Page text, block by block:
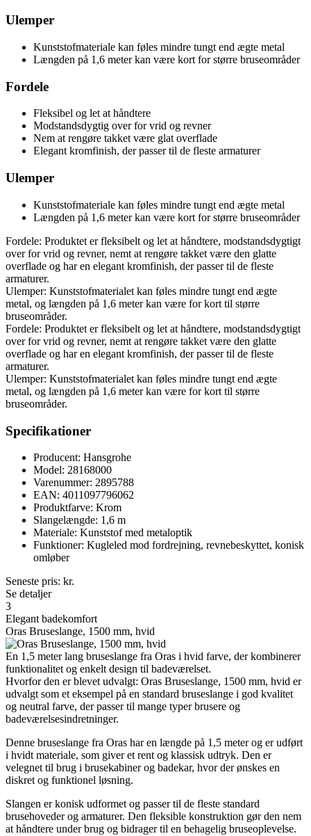
Ulemper
Kunststofmateriale kan føles mindre tungt end ægte metal
Længden på 1,6 meter kan være kort for større bruseområder
Fordele
Fleksibel og let at håndtere
Modstandsdygtig over for vrid og revner
Nem at rengøre takket være glat overflade
Elegant kromfinish, der passer til de fleste armaturer
Ulemper
Kunststofmateriale kan føles mindre tungt end ægte metal
Længden på 1,6 meter kan være kort for større bruseområder
Fordele: Produktet er fleksibelt og let at håndtere, modstandsdygtigt
over for vrid og revner, nemt at rengøre takket være den glatte
overflade og har en elegant kromfinish, der passer til de fleste
armaturer.
Ulemper: Kunststofmaterialet kan føles mindre tungt end ægte
metal, og længden på 1,6 meter kan være for kort til større
bruseområder.
Fordele: Produktet er fleksibelt og let at håndtere, modstandsdygtigt
over for vrid og revner, nemt at rengøre takket være den glatte
overflade og har en elegant kromfinish, der passer til de fleste
armaturer.
Ulemper: Kunststofmaterialet kan føles mindre tungt end ægte
metal, og længden på 1,6 meter kan være for kort til større
bruseområder.
Specifikationer
Producent: Hansgrohe
Model: 28168000
Varenummer: 2895788
EAN: 4011097796062
Produktfarve: Krom
Slangelængde: 1,6 m
Materiale: Kunststof med metaloptik
Funktioner: Kugleled mod fordrejning, revnebeskyttet, konisk
omløber
Seneste pris: kr.
Se detaljer
3
Elegant badekomfort
Oras Bruseslange, 1500 mm, hvid
En 1,5 meter lang bruseslange fra Oras i hvid farve, der kombinerer
funktionalitet og enkelt design til badeværelset.
Hvorfor den er blevet udvalgt: Oras Bruseslange, 1500 mm, hvid er
udvalgt som et eksempel på en standard bruseslange i god kvalitet
og neutral farve, der passer til mange typer brusere og
badeværelsesindretninger.
Denne bruseslange fra Oras har en længde på 1,5 meter og er udført
i hvidt materiale, som giver et rent og klassisk udtryk. Den er
velegnet til brug i brusekabiner og badekar, hvor der ønskes en
diskret og funktionel løsning.
Slangen er konisk udformet og passer til de fleste standard
brusehoveder og armaturer. Den fleksible konstruktion gør den nem
at håndtere under brug og bidrager til en behagelig bruseoplevelse.